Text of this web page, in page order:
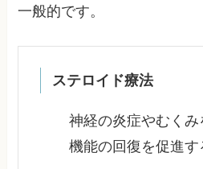
一般的です。
ステロイド療法
神経の炎症やむく
機能の回復を促進す